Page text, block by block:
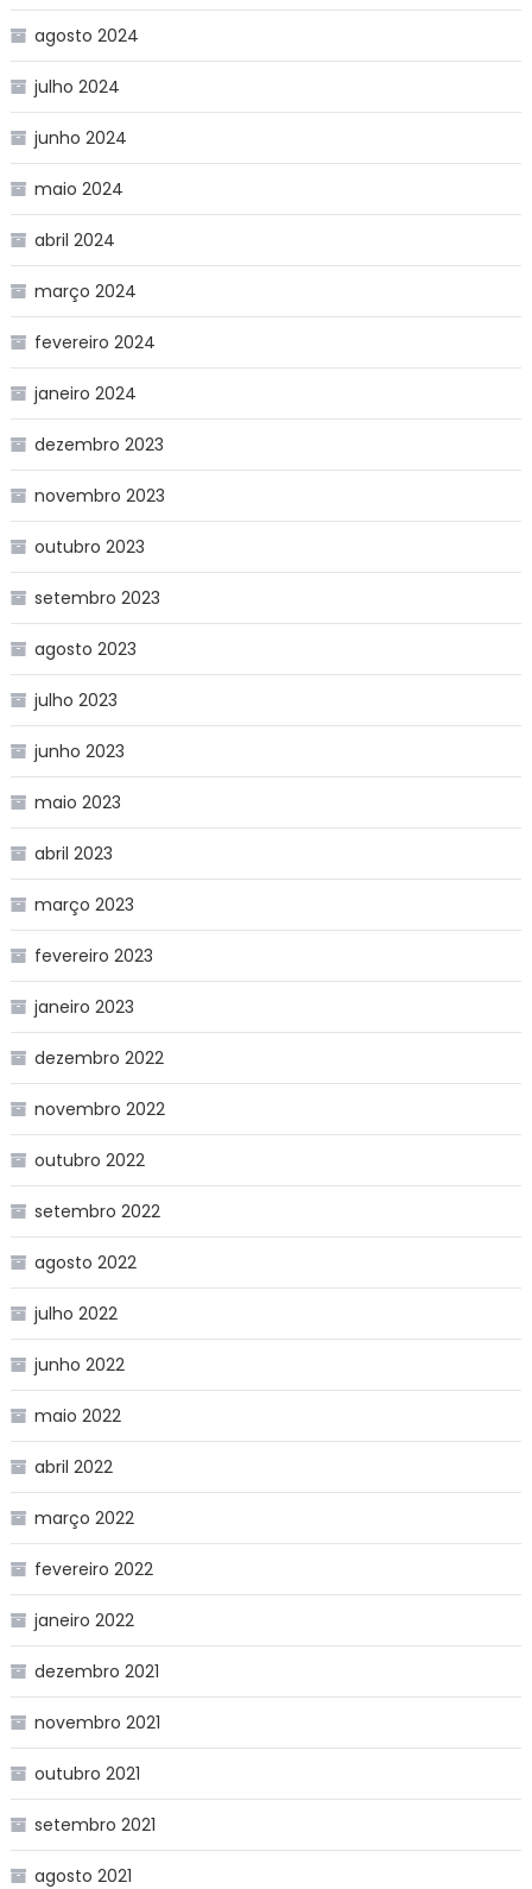
agosto 2024
julho 2024
junho 2024
maio 2024
abril 2024
março 2024
fevereiro 2024
janeiro 2024
dezembro 2023
novembro 2023
outubro 2023
setembro 2023
agosto 2023
julho 2023
junho 2023
maio 2023
abril 2023
março 2023
fevereiro 2023
janeiro 2023
dezembro 2022
novembro 2022
outubro 2022
setembro 2022
agosto 2022
julho 2022
junho 2022
maio 2022
abril 2022
março 2022
fevereiro 2022
janeiro 2022
dezembro 2021
novembro 2021
outubro 2021
setembro 2021
agosto 2021